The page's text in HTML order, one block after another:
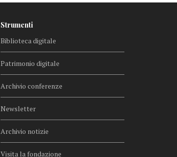
Strumenti
Biblioteca digitale
Patrimonio digitale
Archivio conferenze
Newsletter
Archivio notizie
Visita la fondazione